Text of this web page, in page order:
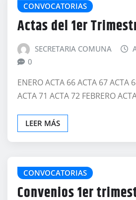
CONVOCATORIAS
Actas del 1er
SECRETARIA COMUNA
0
ENERO ACTA 66 ACTA 67 ACTA
ACTA 71 ACTA 72 FEBRERO
LEER MÁS
CONVOCATORIAS
Convenios 1er